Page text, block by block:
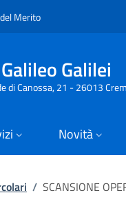
MeritoSlim top
Galilei
di Canossa, 21 - 26013
Novità
/ SCANSIONE